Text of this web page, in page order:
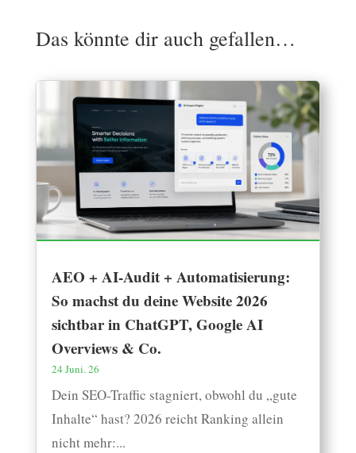
Das könnte dir auch gefallen…
AEO + AI-Audit + Automatisierung:
So machst du deine Website 2026
sichtbar in ChatGPT, Google AI
Overviews & Co.
24 Juni. 26
Dein SEO-Traffic stagniert, obwohl du „gute
Inhalte“ hast? 2026 reicht Ranking allein
nicht mehr:...